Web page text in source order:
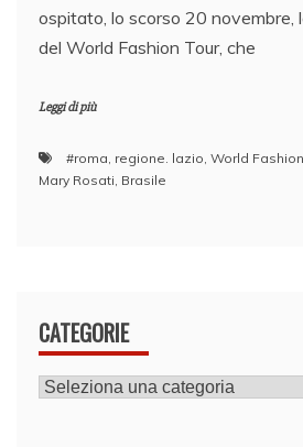
ospitato, lo scorso 20 novembre,
del World Fashion Tour, che
Leggi di più
#roma, regione. lazio, World
Mary Rosati, Brasile
CATEGORIE
CATEGORIE